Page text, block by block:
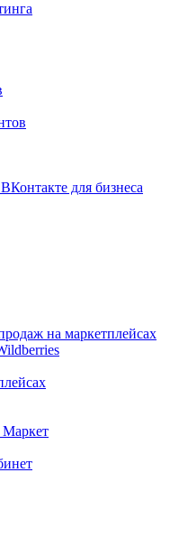
для бизнеса
на маркетплейсах